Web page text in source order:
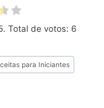
Total de votos: 6
para Iniciantes